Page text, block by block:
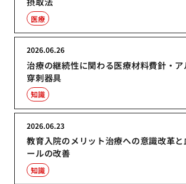
医療
治療の継続性に関わる医療材料費針・ア
穿刺器具
2026.06.26
知識
教育入院のメリット治療への意識改革
ールの改善
2026.06.23
知識